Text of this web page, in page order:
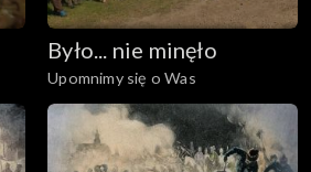
Było... nie minęło
Upomnimy się o Was